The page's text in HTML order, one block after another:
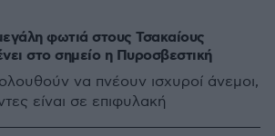
φωτιά στους Τσακαίους
στο σημείο η Πυροσβεστική
να πνέουν ισχυροί άνεμοι,
είναι σε επιφυλακή